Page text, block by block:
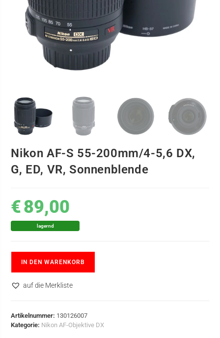
Nikon AF-S 55-200mm/4-5,6 DX,
G, ED, VR, Sonnenblende
€89,00
lagernd
IN DEN WARENKORB
auf die Merkliste
Artikelnummer: 130126007
Kategorie: Nikon AF-Objektive DX